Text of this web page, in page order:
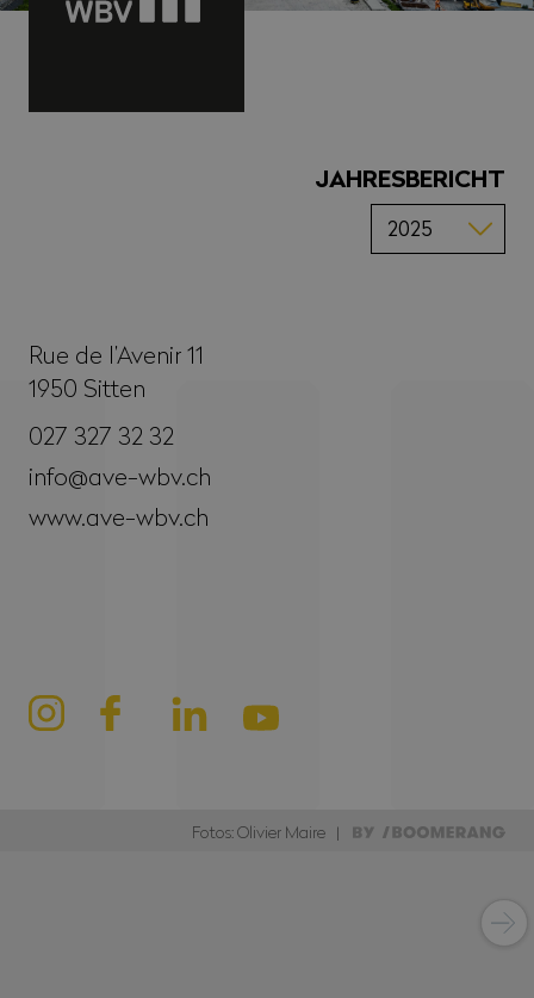
Rue de l’Avenir 11
1950 Sitten
027 327 32 32
info@ave-wbv.ch
www.ave-wbv.ch
JAHRESBERICHT
Fotos: Olivier Maire |